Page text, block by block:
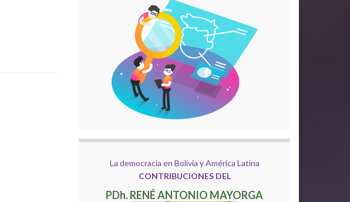
La democracia en Bolivia y América Latina
CONTRIBUCIONES DEL
PDh. RENÉ ANTONIO MAYORGA